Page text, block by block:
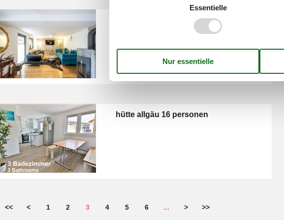
ferienwohnung allgäu 12 personen
hütte allgäu 16 personen
<< < 1 2 3 4 5 6 ... > >>
Essentielle